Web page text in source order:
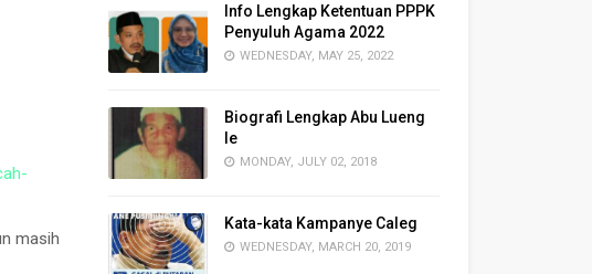
masih
Info Lengkap Ketentuan PPPK
Penyuluh Agama 2022
WEDNESDAY, MAY 25, 2022
Biografi Lengkap Abu Lueng
Ie
MONDAY, JULY 02, 2018
Kata-kata Kampanye Caleg
WEDNESDAY, MARCH 20, 2019